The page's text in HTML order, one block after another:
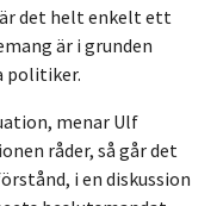
det helt enkelt ett
är i grunden
politiker.
menar Ulf
råder, så går det
i en diskussion